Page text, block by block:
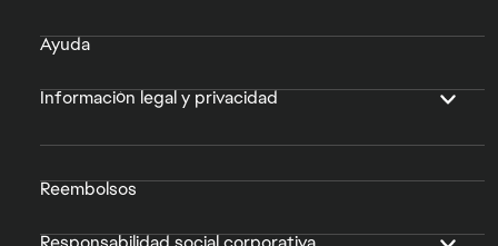
Ayuda
Información legal y privacidad
Reembolsos